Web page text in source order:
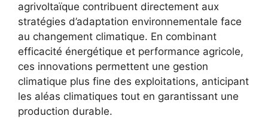
agrivoltaïque contribuent directement aux
stratégies d’adaptation environnementale face
au changement climatique. En combinant
efficacité énergétique et performance agricole,
ces innovations permettent une gestion
climatique plus fine des exploitations, anticipant
les aléas climatiques tout en garantissant une
production durable.